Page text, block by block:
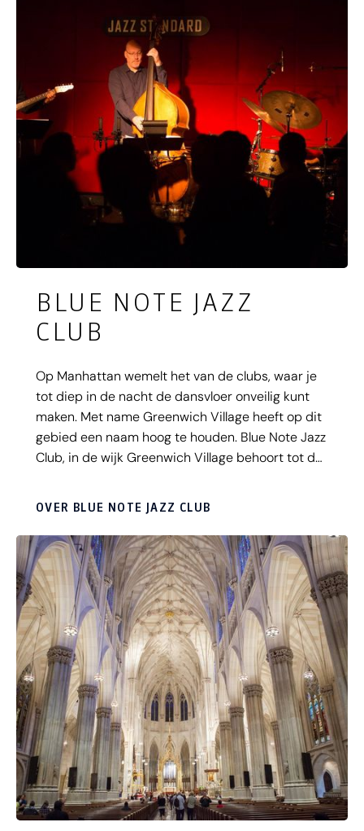
BLUE NOTE JAZZ
CLUB
Op Manhattan wemelt het van de clubs, waar je
tot diep in de nacht de dansvloer onveilig kunt
maken. Met name Greenwich Village heeft op dit
gebied een naam hoog te houden. Blue Note Jazz
Club, in de wijk Greenwich Village behoort tot de
traden hier op. Goedkoop is de club niet op een
avond dat er een topper optreedt, maar hier
moet je echt een keer geweest zijn. Populair zijn
de Sunday Brunches met live muziek. Hiervoor
moet je wel ruim van tevoren reserveren.
OVER BLUE NOTE JAZZ CLUB